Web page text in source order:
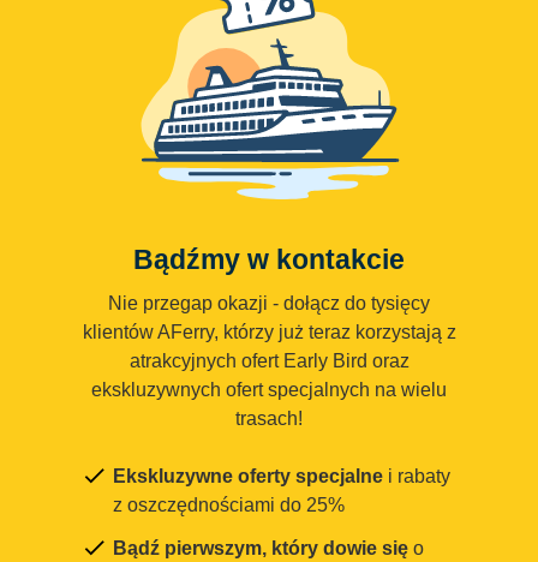
Bądźmy w kontakcie
Nie przegap okazji - dołącz do tysięcy
klientów AFerry, którzy już teraz korzystają z
atrakcyjnych ofert Early Bird oraz
ekskluzywnych ofert specjalnych na wielu
trasach!
Ekskluzywne oferty specjalne i rabaty
z oszczędnościami do 25%
Bądź pierwszym, który dowie się o